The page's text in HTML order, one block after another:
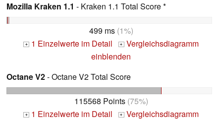
Mozilla Kraken 1.1 - Kraken 1.1 Total Score *
499 ms(1%)
+ 1 Einzelwerte im Detail + Vergleichsdiagramm
einblenden
Octane V2- Octane V2 Total Score
115568 Points(75%)
+ 1 Einzelwerte im Detail + Vergleichsdiagramm